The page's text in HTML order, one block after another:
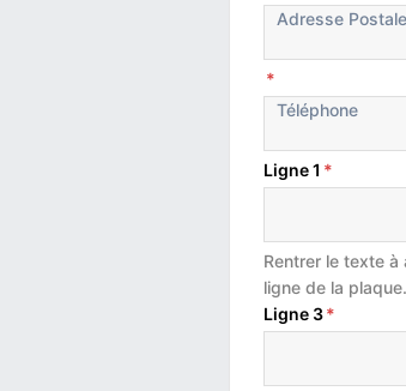
*
Ligne 1 *
Rentrer le texte à
ligne de la plaque.
Ligne 3*